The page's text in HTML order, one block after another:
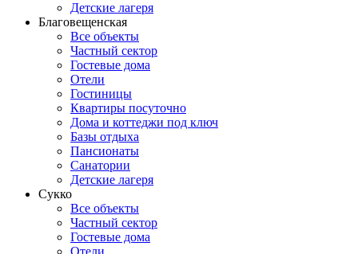
Детские лагеря
Благовещенская
Все объекты
Частный сектор
Гостевые дома
Отели
Гостиницы
Квартиры посуточно
Дома и коттеджи под ключ
Базы отдыха
Пансионаты
Санатории
Детские лагеря
Сукко
Все объекты
Частный сектор
Гостевые дома
Отели